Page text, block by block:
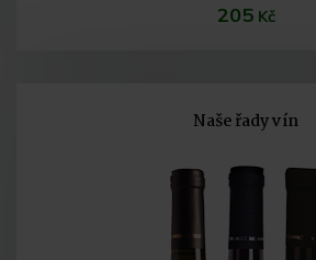
205 Kč
Do košíku
Naše řady vín